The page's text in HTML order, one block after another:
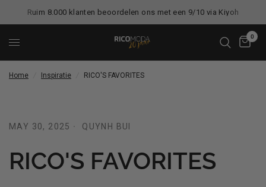
Ruim 8.000 klanten beoordelen ons met een 9/10 via Kiyoh
0
Home Inspiratie RICO'S FAVORITES
MAY 30, 2025 QUYNH BUI
RICO'S FAVORITES